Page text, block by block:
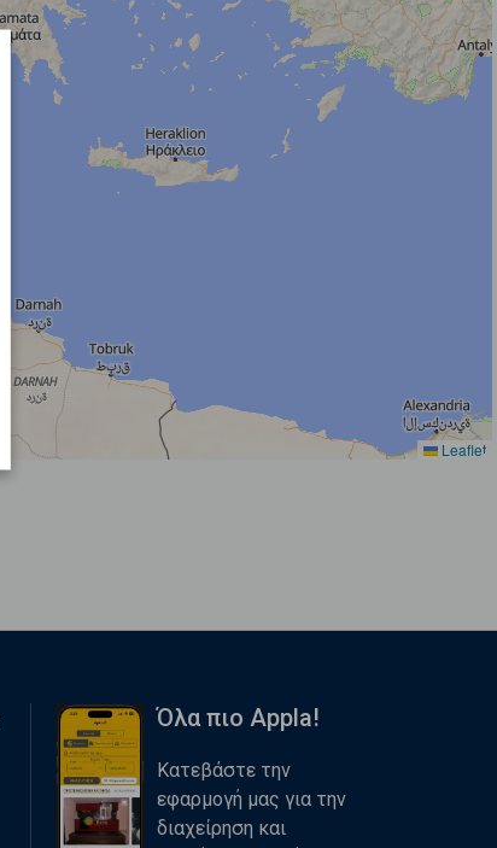
Leaflet
Όλα πιο Appla!
Κατεβάστε την
εφαρμογή μας για την
διαχείρηση και